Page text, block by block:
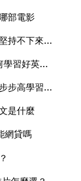
部電影
英語學習怎麼就這麼難啊，就是堅持不下來，暈死
如何學習英文,詳細些 謝謝，如何學習好英語？拜託了各位 謝謝
步步高學習機對學習有幫助嗎，步步高學習機對學習有什麼好處？
是什麼
網貸嗎